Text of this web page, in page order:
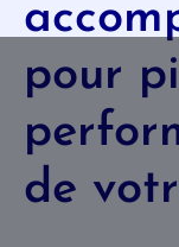
pour
de